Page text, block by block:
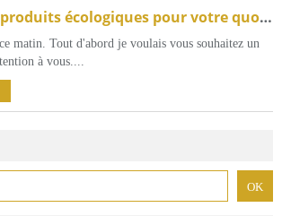
l'arbre Vert des produits écologiques pour votre quotidien en famille
matin. Tout d'abord je voulais vous souhaitez un
à vous....